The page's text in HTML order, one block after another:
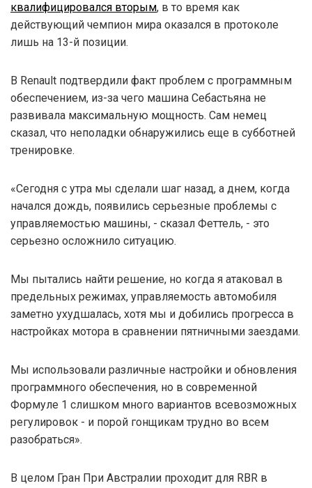
квалифицировался вторым, в то время как
действующий чемпион мира оказался в протоколе
лишь на 13-й позиции.
В Renault подтвердили факт проблем с программным
обеспечением, из-за чего машина Себастьяна не
развивала максимальную мощность. Сам немец
сказал, что неполадки обнаружились еще в субботней
тренировке.
«Сегодня с утра мы сделали шаг назад, а днем, когда
начался дождь, появились серьезные проблемы с
управляемостью машины, - сказал Феттель, - это
серьезно осложнило ситуацию.
Мы пытались найти решение, но когда я атаковал в
предельных режимах, управляемость автомобиля
заметно ухудшалась, хотя мы и добились прогресса в
настройках мотора в сравнении пятничными заездами.
Мы использовали различные настройки и обновления
программного обеспечения, но в современной
Формуле 1 слишком много вариантов всевозможных
регулировок - и порой гонщикам трудно во всем
разобраться».
В целом Гран При Австралии проходит для RBR в